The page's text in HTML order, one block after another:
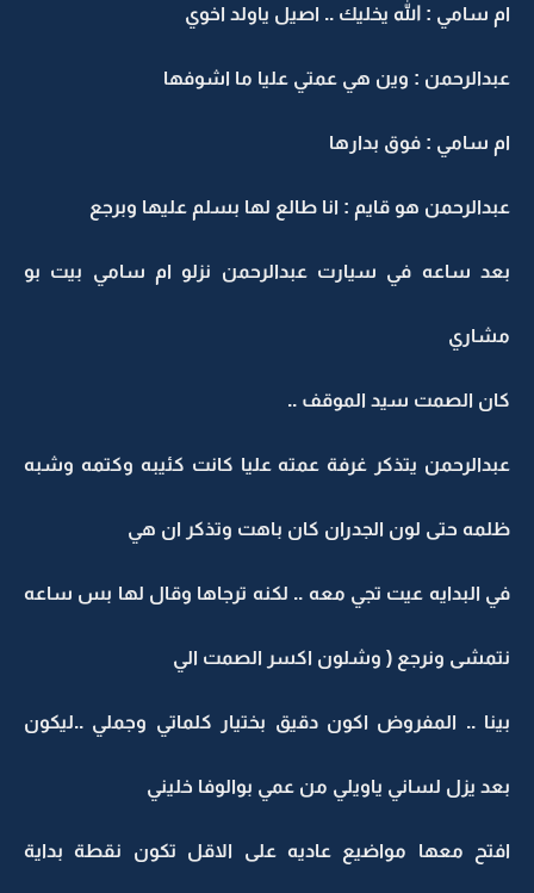
ام سامي : الله يخليك .. اصيل ياولد اخوي
عبدالرحمن : وين هي عمتي عليا ما اشوفها
ام سامي : فوق بدارها
عبدالرحمن هو قايم : انا طالع لها بسلم عليها وبرجع
بعد ساعه في سيارت عبدالرحمن نزلو ام سامي بيت بو
مشاري
كان الصمت سيد الموقف ..
عبدالرحمن يتذكر غرفة عمته عليا كانت كئيبه وكتمه وشبه
ظلمه حتى لون الجدران كان باهت وتذكر ان هي
في البدايه عيت تجي معه .. لكنه ترجاها وقال لها بس ساعه
نتمشى ونرجع ( وشلون اكسر الصمت الي
بينا .. المفروض اكون دقيق بختيار كلماتي وجملي ..ليكون
بعد يزل لساني ياويلي من عمي بوالوفا خليني
افتح معها مواضيع عاديه على الاقل تكون نقطة بداية